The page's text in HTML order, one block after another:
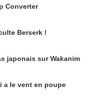
Converter
Berserk !
japonais sur Wakanim
a le vent en poupe